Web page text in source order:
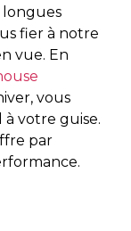
longues
fier à notre
vue. En
vous
à votre guise.
par